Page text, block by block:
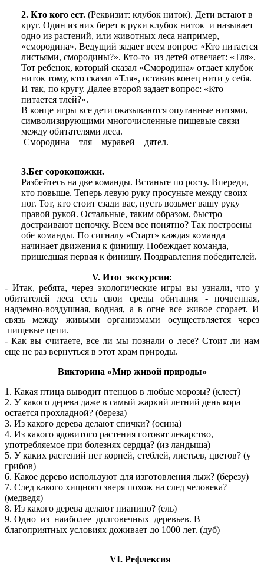
2. Кто кого ест. (Реквизит: клубок ниток). Дети встают в
круг. Один из них берет в руки клубок ниток и называет
одно из растений, или животных леса например,
«смородина». Ведущий задает всем вопрос: «Кто питается
листьями, смородины?». Кто-то из детей отвечает: «Тля».
Тот ребенок, который сказал «Смородина» отдает клубок
ниток тому, кто сказал «Тля», оставив конец нити у себя.
И так, по кругу. Далее второй задает вопрос: «Кто
питается тлей?».
В конце игры все дети оказываются опутанные нитями,
символизирующими многочисленные пищевые связи
между обитателями леса.
Смородина – тля – муравей – дятел.
3.Бег сороконожки.
Разбейтесь на две команды. Встаньте по росту. Впереди,
кто повыше. Теперь левую руку просуньте между своих
ног. Тот, кто стоит сзади вас, пусть возьмет вашу руку
правой рукой. Остальные, таким образом, быстро
достраивают цепочку. Всем все понятно? Так построены
обе команды. По сигналу «Старт» каждая команда
начинает движения к финишу. Побеждает команда,
пришедшая первая к финишу. Поздравления победителей.
V. Итог экскурсии:
- Итак, ребята, через экологические игры вы узнали, что у
обитателей леса есть свои среды обитания - почвенная,
надземно-воздушная, водная, а в огне все живое сгорает. И
связь между живыми организмами осуществляется через
пищевые цепи.
- Как вы считаете, все ли мы познали о лесе? Стоит ли нам
еще не раз вернуться в этот храм природы.
Викторина «Мир живой природы»
1. Какая птица выводит птенцов в любые морозы? (клест)
2. У какого дерева даже в самый жаркий летний день кора
остается прохладной? (береза)
3. Из какого дерева делают спички? (осина)
4. Из какого ядовитого растения готовят лекарство,
употребляемое при болезнях сердца? (из ландыша)
5. У каких растений нет корней, стеблей, листьев, цветов? (у
грибов)
6. Какое дерево используют для изготовления лыж? (березу)
7. След какого хищного зверя похож на след человека?
(медведя)
8. Из какого дерева делают пианино? (ель)
9. Одно из наиболее долговечных деревьев. В
благоприятных условиях доживает до 1000 лет. (дуб)
VI. Рефлексия